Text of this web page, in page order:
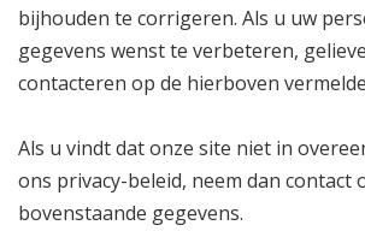
bijhouden te corrigeren. Als u uw
gegevens wenst te verbeteren,
contacteren op de hierboven
Als u vindt dat onze site niet in
ons privacy-beleid, neem dan contact
bovenstaande gegevens.